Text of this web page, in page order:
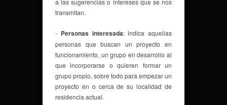
transmitan.
- Personas interesada: indica aquellas
personas que buscan un proyecto en
funcionamiento, un grupo en desarrollo al
que incorporarse o quieren formar un
grupo propio, sobre todo para empezar un
proyecto en o cerca de su localidad de
residencia actual.